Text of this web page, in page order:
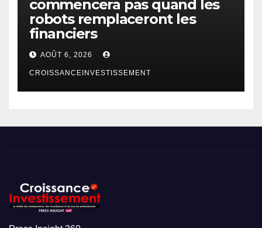
commencera pas quand les
robots remplaceront les
financiers
AOÛT 6, 2026
CROISSANCEINVESTISSEMENT